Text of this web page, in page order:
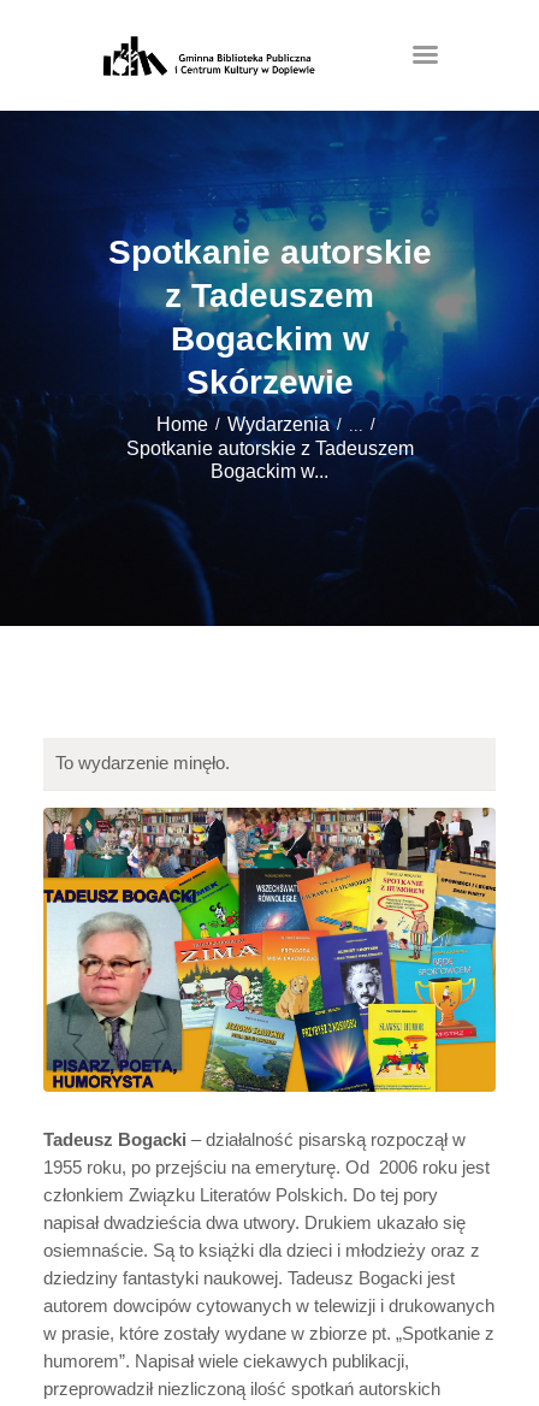
Spotkanie autorskie
z Tadeuszem
Bogackim w
Skórzewie
Home Wydarzenia ...
Spotkanie autorskie z Tadeuszem
Bogackim w...
To wydarzenie minęło.
Tadeusz Bogacki – działalność pisarską rozpoczął w
1955 roku, po przejściu na emeryturę. Od 2006 roku jest
członkiem Związku Literatów Polskich. Do tej pory
napisał dwadzieścia dwa utwory. Drukiem ukazało się
osiemnaście. Są to książki dla dzieci i młodzieży oraz z
dziedziny fantastyki naukowej. Tadeusz Bogacki jest
autorem dowcipów cytowanych w telewizji i drukowanych
w prasie, które zostały wydane w zbiorze pt. „Spotkanie z
humorem”. Napisał wiele ciekawych publikacji,
przeprowadził niezliczoną ilość spotkań autorskich